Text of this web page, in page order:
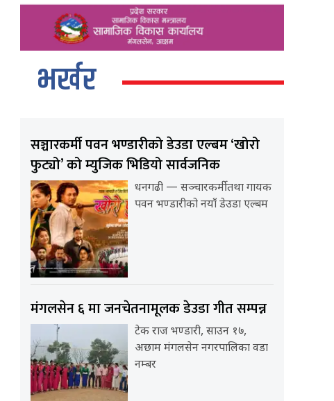
भर्खर
सञ्चारकर्मी पवन भण्डारीको डेउडा एल्बम ‘खोरो
फुट्यो’ को म्युजिक भिडियो सार्वजनिक
धनगढी — सञ्चारकर्मी तथा गायक
पवन भण्डारीको नयाँ डेउडा एल्बम
मंगलसेन ६ मा जनचेतनामूलक डेउडा गीत सम्पन्न
टेक राज भण्डारी, साउन १७,
अछाम मंगलसेन नगरपालिका वडा
नम्बर